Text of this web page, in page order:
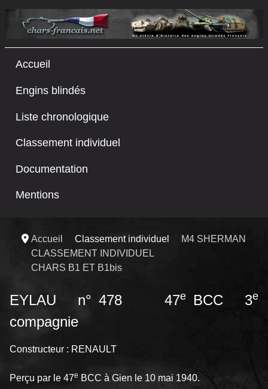
Accueil
Engins blindés
Liste chronologique
Classement individuel
Documentation
Mentions
Accueil Classement individuel
M4 SHERMAN
CLASSEMENT INDIVIDUEL
CHARS B1 ET B1bis
EYLAU n° 478 47e BCC 3e
compagnie
Constructeur : RENAULT
Perçu par le 47e BCC à Gien le 10 mai 1940.